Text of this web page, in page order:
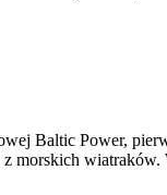
Baltic Power,
morskich